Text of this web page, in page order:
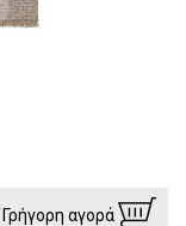
Γρήγορη αγορά